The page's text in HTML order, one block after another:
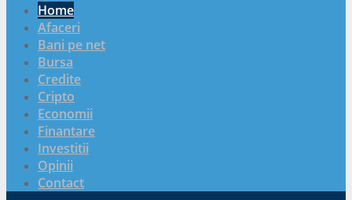
Home
Afaceri
Bani pe net
Bursa
Credite
Cripto
Economii
Finantare
Investitii
Opinii
Contact